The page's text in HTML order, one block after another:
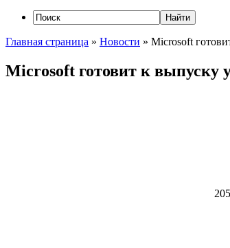
Главная страница » Новости » Microsoft
Microsoft готовит к выпуску